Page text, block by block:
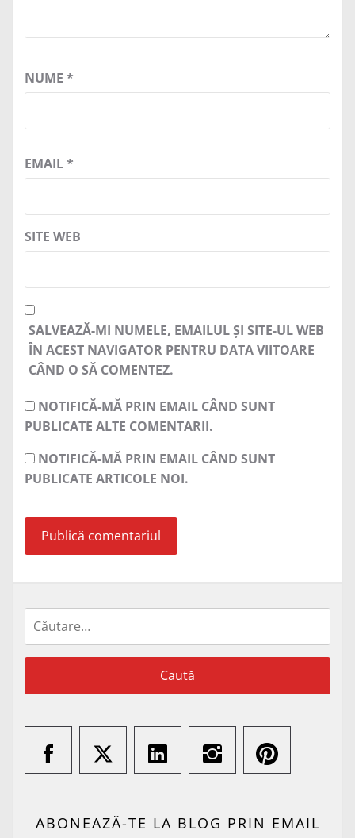
NUME *
EMAIL*
SITE WEB
SALVEAZĂ-MI NUMELE, EMAILUL ȘI SITE-UL WEB
ÎN ACEST NAVIGATOR PENTRU DATA VIITOARE
CÂND O SĂ COMENTEZ.
NOTIFICĂ-MĂ PRIN EMAIL CÂND SUNT
PUBLICATE ALTE COMENTARII.
NOTIFICĂ-MĂ PRIN EMAIL CÂND SUNT
PUBLICATE ARTICOLE NOI.
după:
ABONEAZĂ-TE LA BLOG PRIN EMAIL